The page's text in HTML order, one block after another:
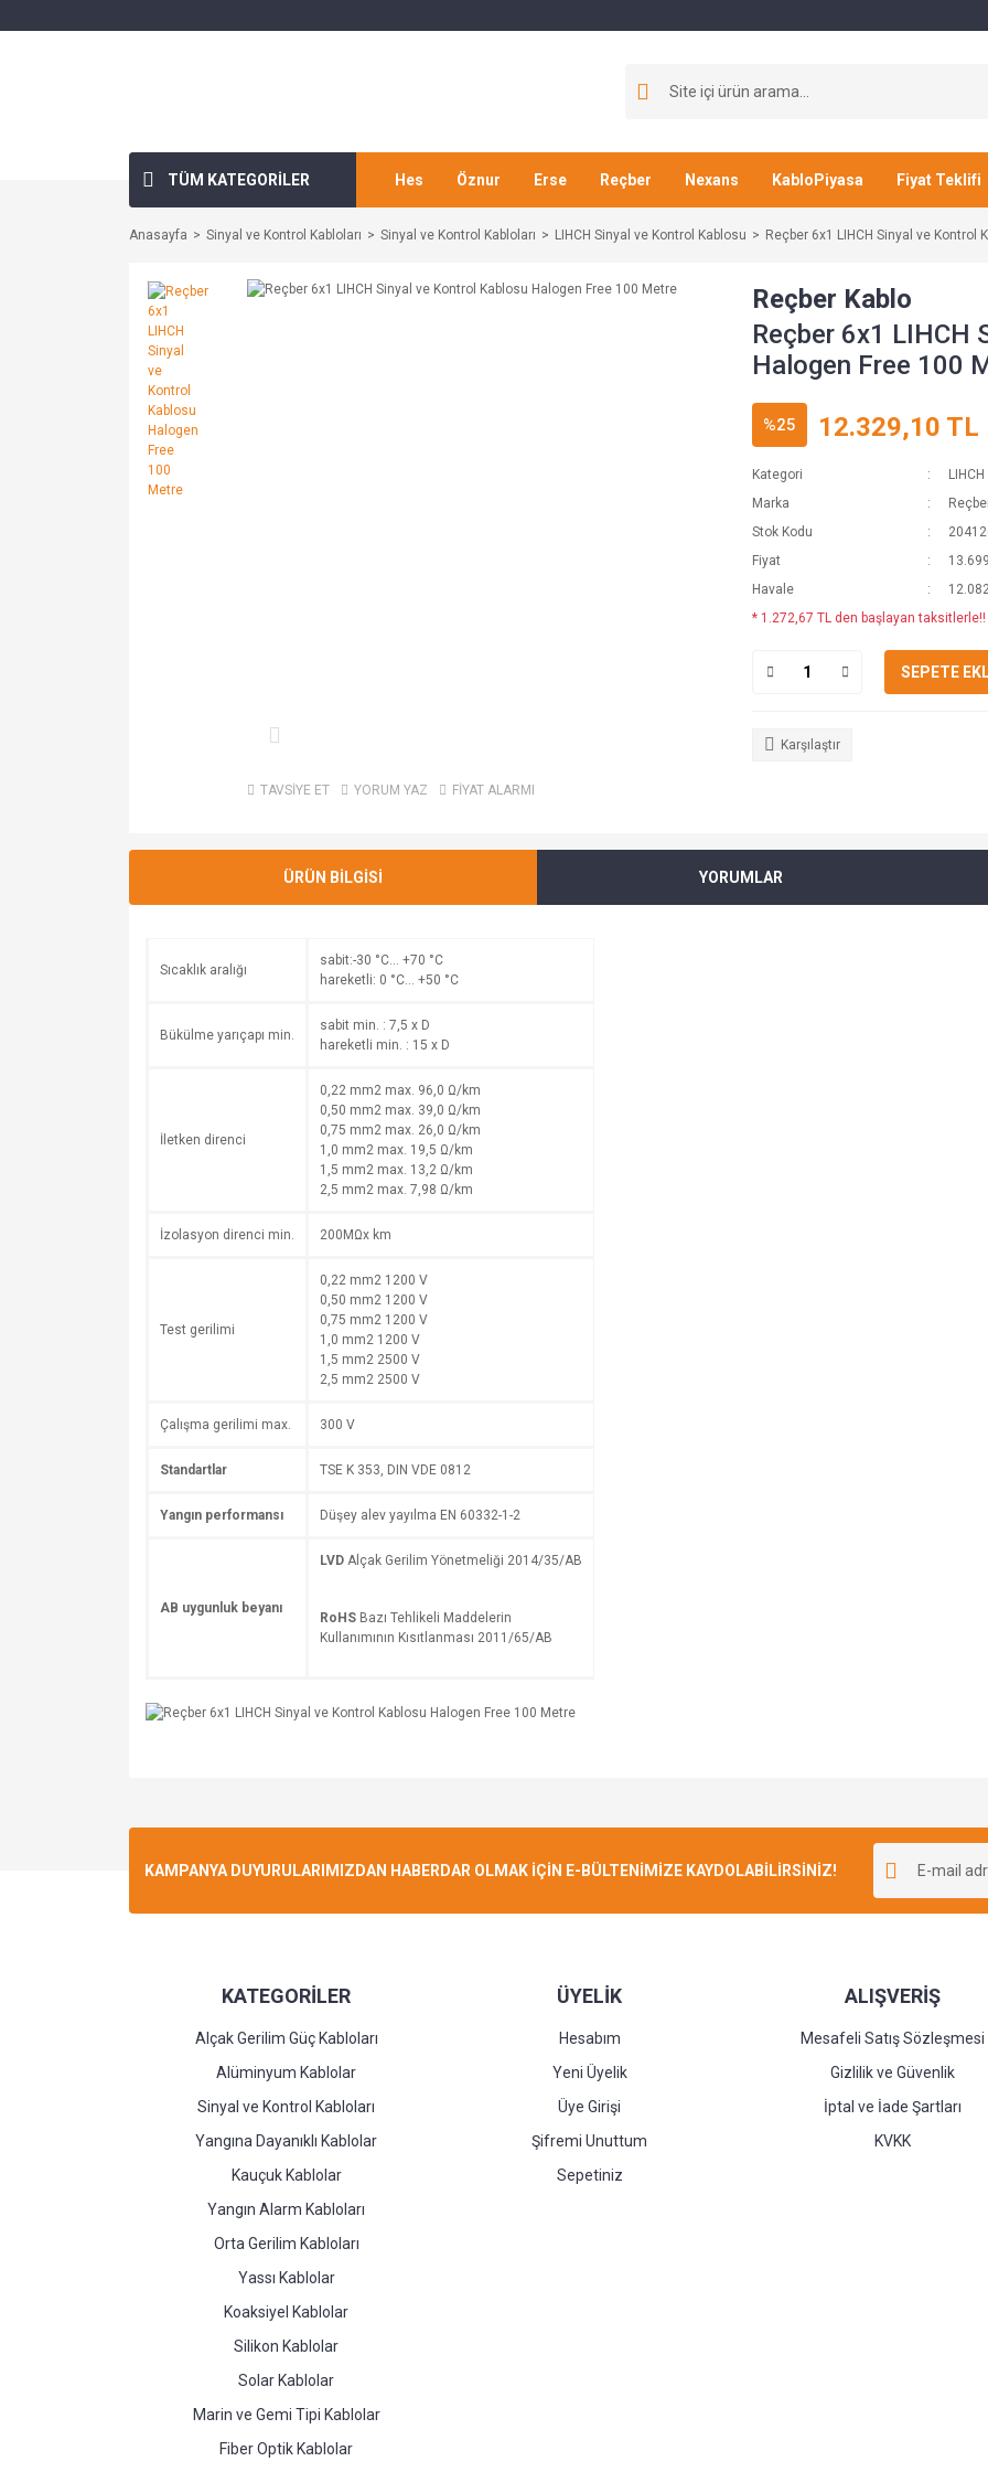
TÜM KATEGORİLER Hes Öznur Erse Reçber Nexans KabloPiyasa Fiyat Teklifi
Anasayfa Sinyal ve Kontrol Kabloları Sinyal ve Kontrol Kabloları LIHCH Sinyal ve Kontrol Kablosu Reçber 6x1 LIHCH Sinyal ve Kontrol
TAVSİYE ET YORUM YAZ FİYAT ALARMI
Reçber Kablo
Reçber 6x1 LIHCH
Halogen Free 100
%25 12.329,10 TL
Kategori
Marka
Stok Kodu
Fiyat
Havale
* 1.272,67 TL den başlayan taksitlerle!!
SEPETE
Karşılaştır
ÜRÜN BİLGİSİ YORUMLAR
Sıcaklık aralığı
sabit:-30 °C… +70 °C
hareketli: 0 °C… +50 °C
Bükülme yarıçapı min.
sabit min. : 7,5 x D
hareketli min. : 15 x D
İletken direnci
0,22 mm2 max. 96,0 Ω/km
0,50 mm2 max. 39,0 Ω/km
0,75 mm2 max. 26,0 Ω/km
1,0 mm2 max. 19,5 Ω/km
1,5 mm2 max. 13,2 Ω/km
2,5 mm2 max. 7,98 Ω/km
İzolasyon direnci min. 200MΩx km
Test gerilimi
0,22 mm2 1200 V
0,50 mm2 1200 V
0,75 mm2 1200 V
1,0 mm2 1200 V
1,5 mm2 2500 V
2,5 mm2 2500 V
Çalışma gerilimi max. 300 V
Standartlar TSE K 353, DIN VDE 0812
Yangın performansı Düşey alev yayılma EN 60332-1-2
AB uygunluk beyanı
LVD Alçak Gerilim Yönetmeliği 2014/35/AB
RoHS Bazı Tehlikeli Maddelerin
Kullanımının Kısıtlanması 2011/65/AB
KAMPANYA DUYURULARIMIZDAN HABERDAR OLMAK İÇİN E-BÜLTENİMİZE KAYDOLABİLİRSİNİZ!
KATEGORİLER
Alçak Gerilim Güç Kabloları
Alüminyum Kablolar
Sinyal ve Kontrol Kabloları
Yangına Dayanıklı Kablolar
Kauçuk Kablolar
Yangın Alarm Kabloları
Orta Gerilim Kabloları
Yassı Kablolar
Koaksiyel Kablolar
Silikon Kablolar
Solar Kablolar
Marin ve Gemi Tipi Kablolar
Fiber Optik Kablolar
ÜYELİK
Hesabım
Yeni Üyelik
Üye Girişi
Şifremi Unuttum
Sepetiniz
ALIŞVERİŞ
Mesafeli Satış Sözleşmesi
Gizlilik ve Güvenlik
İptal ve İade Şartları
KVKK